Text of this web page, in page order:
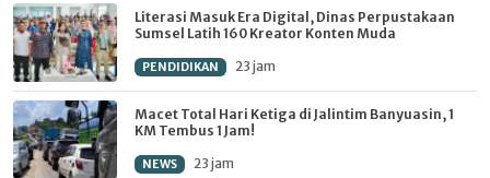
Literasi Masuk Era Digital, Dinas Perpustakaan
Sumsel Latih 160 Kreator Konten Muda
PENDIDIKAN 23 jam
Macet Total Hari Ketiga di Jalintim Banyuasin, 1
KM Tembus 1 Jam!
NEWS 23 jam